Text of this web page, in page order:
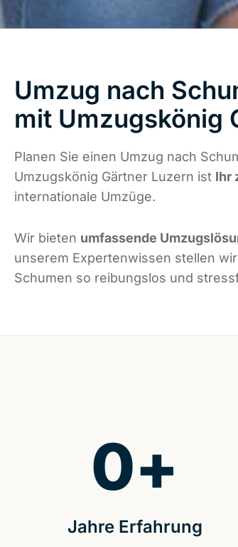
Umzug nach
mit Umzugskönig
Planen Sie einen Umzug nach
Umzugskönig Gärtner Luzern ist Ihr
internationale Umzüge.
Wir bieten umfassende
unserem Expertenwissen stellen
Schumen so reibungslos und
Jahre Erfahrung
0+